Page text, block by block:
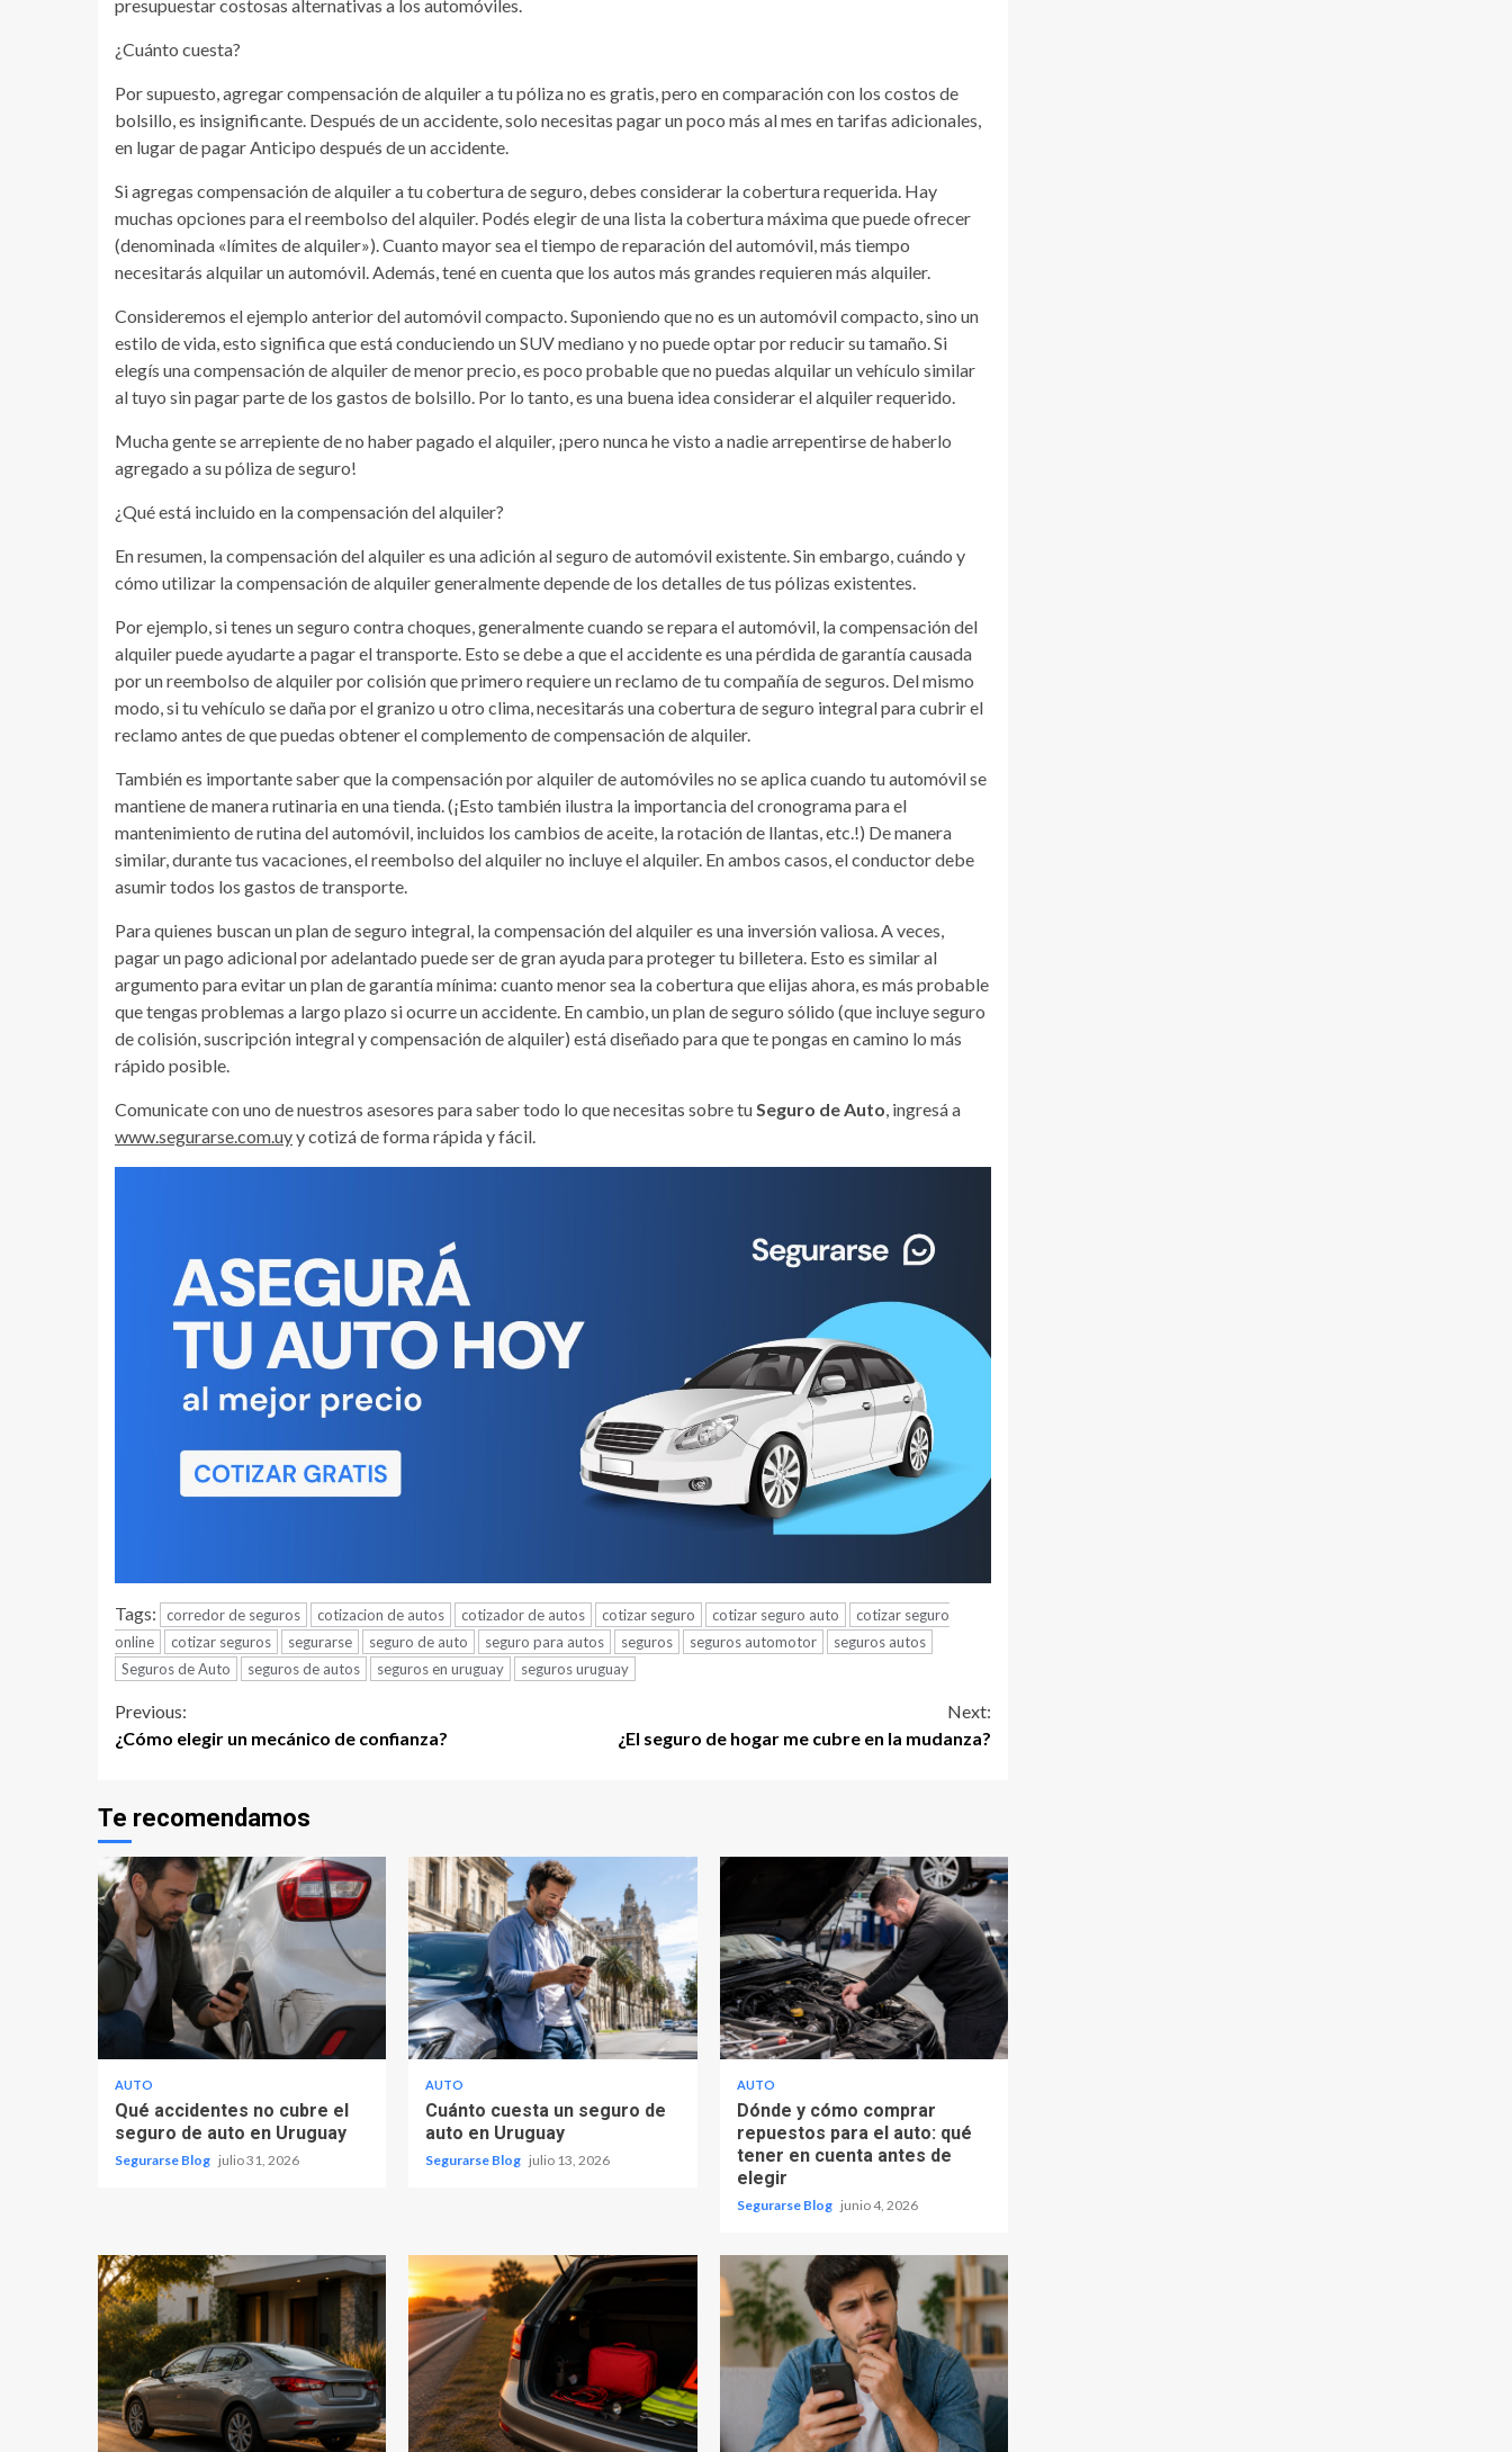
presupuestar costosas alternativas a los automóviles.
¿Cuánto cuesta?
Por supuesto, agregar compensación de alquiler a tu póliza no es gratis, pero en comparación con los costos de
bolsillo, es insignificante. Después de un accidente, solo necesitas pagar un poco más al mes en tarifas adicionales,
en lugar de pagar Anticipo después de un accidente.
Si agregas compensación de alquiler a tu cobertura de seguro, debes considerar la cobertura requerida. Hay
muchas opciones para el reembolso del alquiler. Podés elegir de una lista la cobertura máxima que puede ofrecer
(denominada «límites de alquiler»). Cuanto mayor sea el tiempo de reparación del automóvil, más tiempo
necesitarás alquilar un automóvil. Además, tené en cuenta que los autos más grandes requieren más alquiler.
Consideremos el ejemplo anterior del automóvil compacto. Suponiendo que no es un automóvil compacto, sino un
estilo de vida, esto significa que está conduciendo un SUV mediano y no puede optar por reducir su tamaño. Si
elegís una compensación de alquiler de menor precio, es poco probable que no puedas alquilar un vehículo similar
al tuyo sin pagar parte de los gastos de bolsillo. Por lo tanto, es una buena idea considerar el alquiler requerido.
Mucha gente se arrepiente de no haber pagado el alquiler, ¡pero nunca he visto a nadie arrepentirse de haberlo
agregado a su póliza de seguro!
¿Qué está incluido en la compensación del alquiler?
En resumen, la compensación del alquiler es una adición al seguro de automóvil existente. Sin embargo, cuándo y
cómo utilizar la compensación de alquiler generalmente depende de los detalles de tus pólizas existentes.
Por ejemplo, si tenes un seguro contra choques, generalmente cuando se repara el automóvil, la compensación del
alquiler puede ayudarte a pagar el transporte. Esto se debe a que el accidente es una pérdida de garantía causada
por un reembolso de alquiler por colisión que primero requiere un reclamo de tu compañía de seguros. Del mismo
modo, si tu vehículo se daña por el granizo u otro clima, necesitarás una cobertura de seguro integral para cubrir el
reclamo antes de que puedas obtener el complemento de compensación de alquiler.
También es importante saber que la compensación por alquiler de automóviles no se aplica cuando tu automóvil se
mantiene de manera rutinaria en una tienda. (¡Esto también ilustra la importancia del cronograma para el
mantenimiento de rutina del automóvil, incluidos los cambios de aceite, la rotación de llantas, etc.!) De manera
similar, durante tus vacaciones, el reembolso del alquiler no incluye el alquiler. En ambos casos, el conductor debe
asumir todos los gastos de transporte.
Para quienes buscan un plan de seguro integral, la compensación del alquiler es una inversión valiosa. A veces,
pagar un pago adicional por adelantado puede ser de gran ayuda para proteger tu billetera. Esto es similar al
argumento para evitar un plan de garantía mínima: cuanto menor sea la cobertura que elijas ahora, es más probable
que tengas problemas a largo plazo si ocurre un accidente. En cambio, un plan de seguro sólido (que incluye seguro
de colisión, suscripción integral y compensación de alquiler) está diseñado para que te pongas en camino lo más
rápido posible.
Comunicate con uno de nuestros asesores para saber todo lo que necesitas sobre tu Seguro de Auto , ingresá a
www.segurarse.com.uyy cotizá de forma rápida y fácil.
Tags: corredor de seguros cotizacion de autos cotizador de autos cotizar seguro cotizar seguro auto
cotizar seguro
online
cotizar seguros segurarse seguro de auto seguro para autos seguros seguros automotor
seguros autos
Seguros de Auto
seguros de autos seguros en uruguay seguros uruguay
Continue
Reading
Previous:
¿Cómo elegir un mecánico de confianza?
Next:
¿El seguro de hogar me cubre en la mudanza?
Te recomendamos
AUTO
Qué accidentes no cubre el
seguro de auto en Uruguay
Segurarse Blog julio 31, 2026
AUTO
Cuánto cuesta un seguro de
auto en Uruguay
Segurarse Blog julio 13, 2026
AUTO
Dónde y cómo comprar
repuestos para el auto: qué
tener en cuenta antes de
elegir
Segurarse Blog junio 4, 2026